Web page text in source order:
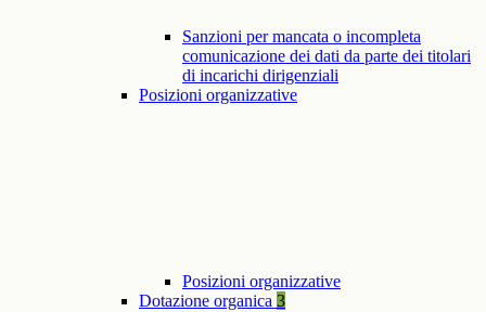
Sanzioni per mancata o incompleta
comunicazione dei dati da parte dei titolari
di incarichi dirigenziali
Posizioni organizzative
Posizioni organizzative
Dotazione organica 3